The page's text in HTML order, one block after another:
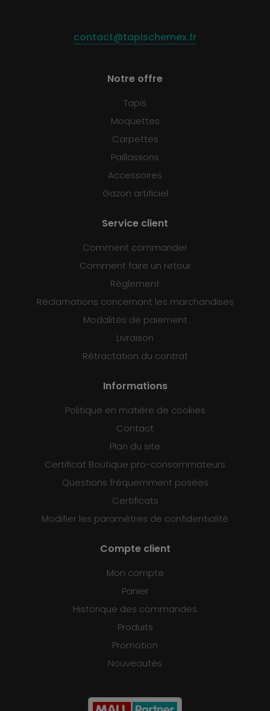
contact@tapischemex.fr
Notre offre
Tapis
Moquettes
Carpettes
Paillassons
Accessoires
Gazon artificiel
Service client
Comment commander
Comment faire un retour
Règlement
Réclamations concernant les marchandises
Modalités de paiement
Livraison
Rétractation du contrat
Informations
Politique en matière de cookies
Contact
Plan du site
Certificat Boutique pro-consommateurs
Questions fréquemment posées
Certificats
Modifier les paramètres de confidentialité
Compte client
Mon compte
Panier
Historique des commandes
Produits
Promotion
Nouveautés